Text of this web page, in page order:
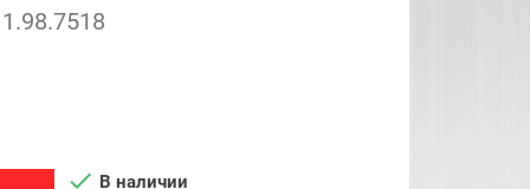
1.98.7518
 В наличии